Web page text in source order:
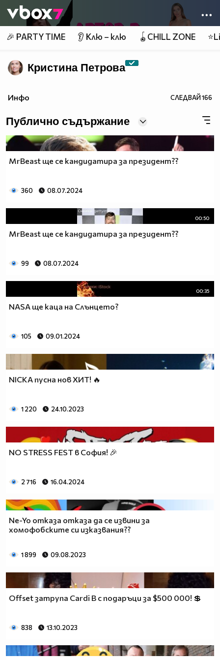
👾
🎉 PARTY TIME 👂 Клю – клю 🪀CHILL ZONE
Кристина Петрова
Инфо СЛЕДВАЙ166
Публично съдържание
MrBeast ще се кандидатира за президент??
360 08.07.2024
00:50
MrBeast ще се кандидатира за президент??
99 08.07.2024
00:35
NASA ще каца на Слънцето?
105 09.01.2024
NICKA пусна нов ХИТ! 🔥
1 220 24.10.2023
NO STRESS FEST в София! 🎉
2 716 16.04.2024
Ne-Yo отказа отказа да се извини за
хомофобските си изказвания??
1 899 09.08.2023
Offset затрупа Cardi B с подаръци за $500 000! 💲
838 13.10.2023